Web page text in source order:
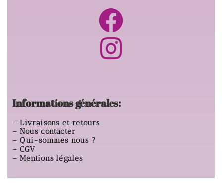
Informations générales:
–Livraisons et retours
–Nous contacter
–Qui-sommes nous ?
–CGV
–Mentions légales